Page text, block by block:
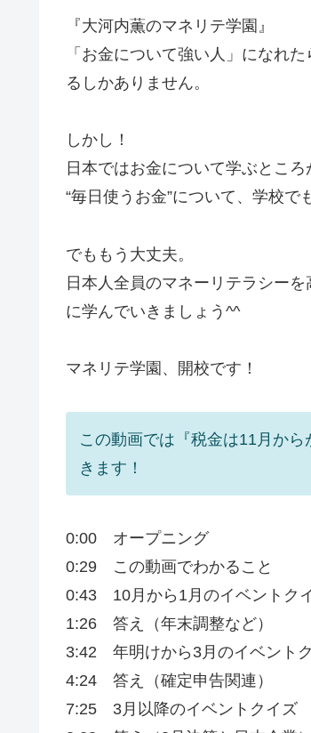
『大河内薫のマネリテ学園』
「お金について強い人」になれ
るしかありません。
しかし！
日本ではお金について学ぶところ
“毎日使うお金”について、学校
でももう大丈夫。
日本人全員のマネーリテラシー
に学んでいきましょう^^
マネリテ学園、開校です！
この動画では『税金は11月か
きます！
0:00 オープニング
0:29 この動画でわかること
0:43 10月から1月のイベントク
1:26 答え（年末調整など）
3:42 年明けから3月のイベント
4:24 答え（確定申告関連）
7:25 3月以降のイベントクイズ